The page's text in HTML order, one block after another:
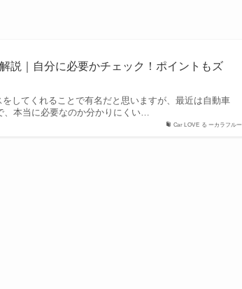
Car LOVE る ーカラフルー
説｜自分に必要かチェック！ポイントもズ
してくれることで有名だと思いますが、最近は自動車
本当に必要なのか分かりにくい…